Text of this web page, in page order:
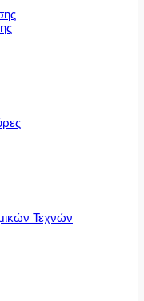
Τεχνών